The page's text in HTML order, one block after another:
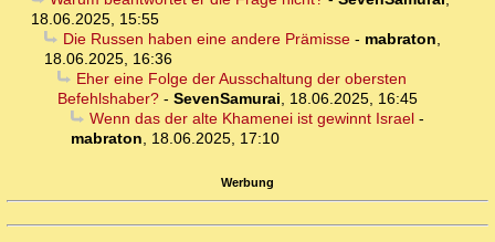
18.06.2025, 15:55
Die Russen haben eine andere Prämisse- mabraton,
18.06.2025, 16:36
Eher eine Folge der Ausschaltung der obersten
Befehlshaber? - SevenSamurai, 18.06.2025, 16:45
Wenn das der alte Khamenei ist gewinnt Israel-
mabraton, 18.06.2025, 17:10
Werbung